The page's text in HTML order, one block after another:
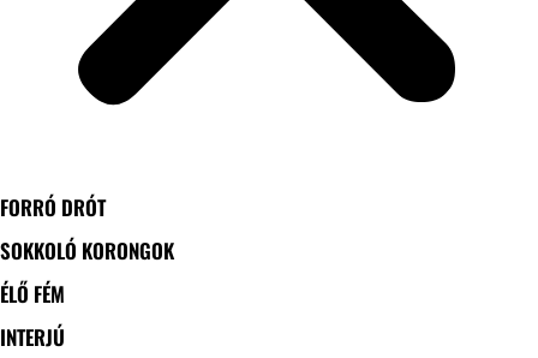
FORRÓ DRÓT
SOKKOLÓ KORONGOK
ÉLŐ FÉM
INTERJÚ